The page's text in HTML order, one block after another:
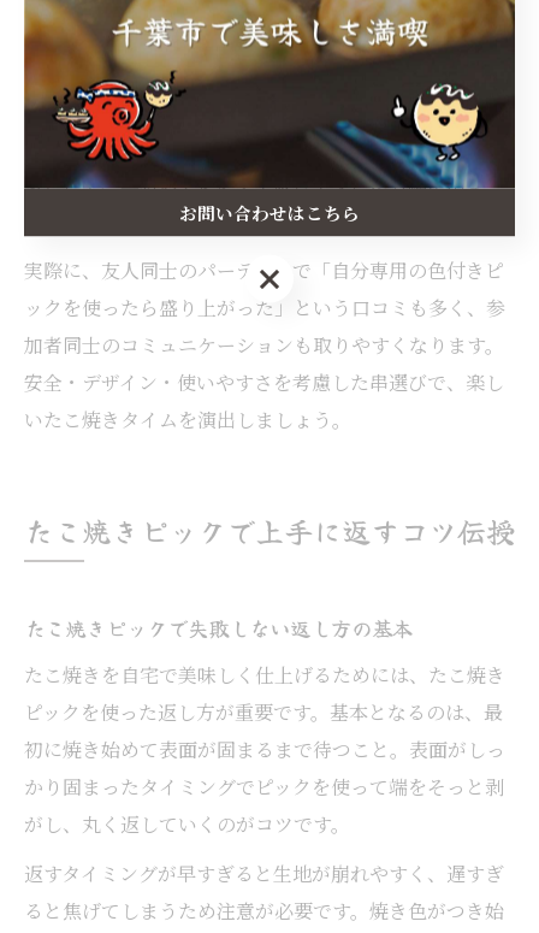
なら竹串や金属串で本格的に楽しむのもおすすめです。
さらに、100均でカラフルなたこ焼きピックやデコレーシ
ョン付きの串を揃えると、見た目も華やかになりパーテ
ィーが一層盛り上がります。串の長さや太さを使い分け
ることで、具材のアレンジや焼きやすさにも幅が出ま
実際に、友人同士のパーティーで「自分専用の色付きピ
ックを使ったら盛り上がった」という口コミも多く、参
加者同士のコミュニケーションも取りやすくなります。
安全・デザイン・使いやすさを考慮した串選びで、楽し
いたこ焼きタイムを演出しましょう。
たこ焼きピックで上手に返すコツ伝授
たこ焼きピックで失敗しない返し方の基本
たこ焼きを自宅で美味しく仕上げるためには、たこ焼き
ピックを使った返し方が重要です。基本となるのは、最
初に焼き始めて表面が固まるまで待つこと。表面がしっ
かり固まったタイミングでピックを使って端をそっと剥
がし、丸く返していくのがコツです。
返すタイミングが早すぎると生地が崩れやすく、遅すぎ
ると焦げてしまうため注意が必要です。焼き色がつき始
お問い合わせはこちら
お問い合わせはこちら